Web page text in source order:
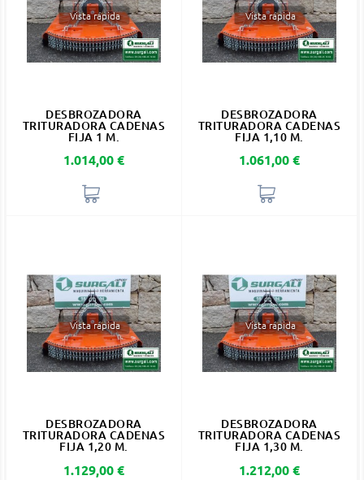
Vista rápida
DESBROZADORA
TRITURADORA CADENAS
FIJA 1 M.
Precio
1.014,00 €
Vista rápida
DESBROZADORA
TRITURADORA CADENAS
FIJA 1,10 M.
Precio
1.061,00 €
Vista rápida
DESBROZADORA
TRITURADORA CADENAS
FIJA 1,20 M.
Precio
1.129,00 €
Vista rápida
DESBROZADORA
TRITURADORA CADENAS
FIJA 1,30 M.
Precio
1.212,00 €